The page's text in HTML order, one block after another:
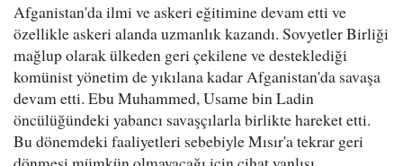
Afganistan'da ilmi ve askeri eğitimine devam etti ve
özellikle askeri alanda uzmanlık kazandı. Sovyetler Birliği
mağlup olarak ülkeden geri çekilene ve desteklediği
komünist yönetim de yıkılana kadar Afganistan'da savaşa
devam etti. Ebu Muhammed, Usame bin Ladin
öncülüğündeki yabancı savaşçılarla birlikte hareket etti.
Bu dönemdeki faaliyetleri sebebiyle Mısır'a tekrar geri